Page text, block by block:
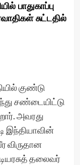
பாதுகாப்பு
சுட்டதில்
குண்டு
சண்டையிட்டு
அவரது
இந்தியாவின்
விருதான
தலைவர்